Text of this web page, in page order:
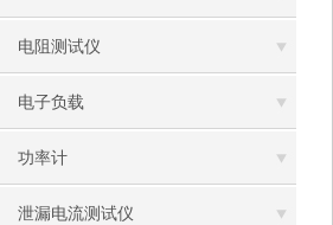
电阻测试仪
电子负载
功率计
泄漏电流测试仪